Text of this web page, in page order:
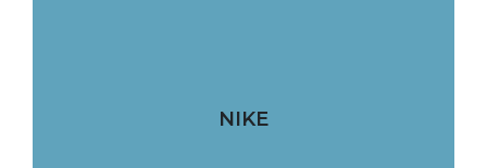
NIKE